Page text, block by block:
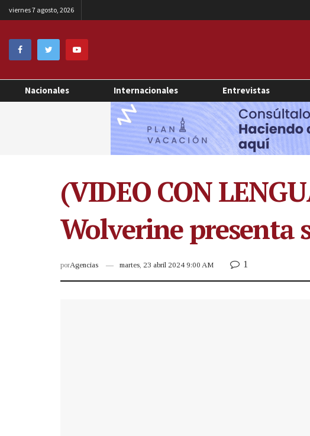
viernes 7 agosto, 2026
Nacionales Internacionales Entrevistas
(VIDEO CON
Wolverine presenta
porAgencias martes, 23 abril 2024 9:00 AM 1